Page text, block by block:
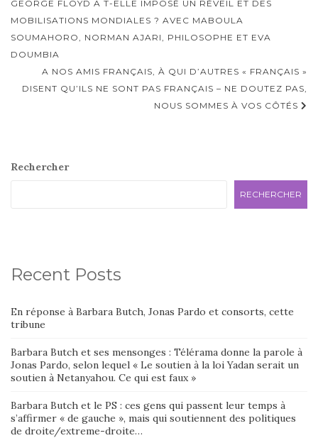
d'article
GEORGE FLOYD A T-ELLE IMPOSÉ UN RÉVEIL ET DES
MOBILISATIONS MONDIALES ? AVEC MABOULA
SOUMAHORO, NORMAN AJARI, PHILOSOPHE ET EVA
DOUMBIA
A NOS AMIS FRANÇAIS, À QUI D’AUTRES « FRANÇAIS »
DISENT QU’ILS NE SONT PAS FRANÇAIS – NE DOUTEZ PAS,
NOUS SOMMES À VOS CÔTÉS
Rechercher
RECHERCHER
Recent Posts
En réponse à Barbara Butch, Jonas Pardo et consorts, cette
tribune
Barbara Butch et ses mensonges : Télérama donne la parole à
Jonas Pardo, selon lequel « Le soutien à la loi Yadan serait un
soutien à Netanyahou. Ce qui est faux »
Barbara Butch et le PS : ces gens qui passent leur temps à
s’affirmer « de gauche », mais qui soutiennent des politiques
de droite/extreme-droite…